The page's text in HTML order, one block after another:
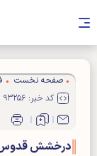
صفحه نخست
کد خبر: ۹۳۲۵۶
درخشش قدوس